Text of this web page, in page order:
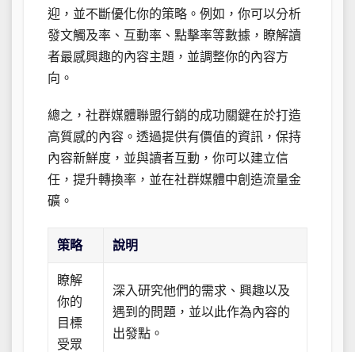
迎，並不斷優化你的策略。例如，你可以分析
發文觸及率、互動率、點擊率等數據，瞭解讀
者最感興趣的內容主題，並調整你的內容方
向。
總之，社群媒體聯盟行銷的成功關鍵在於打造
高質感的內容。透過提供有價值的資訊，保持
內容新鮮度，並與讀者互動，你可以建立信
任，提升轉換率，並在社群媒體中創造流量金
礦。
策略 說明
瞭解
你的
目標
受眾
深入研究他們的需求、興趣以及
遇到的問題，並以此作為內容的
出發點。